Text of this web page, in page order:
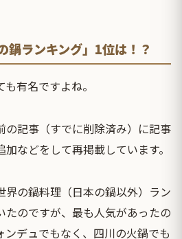
鍋ランキング」1位は！？
有名ですよね。
の記事（すでに削除済み）に記事
などをして再掲載しています。
界の鍋料理（日本の鍋以外）ラン
たのですが、最も人気があったの
ンデュでもなく、四川の火鍋でも